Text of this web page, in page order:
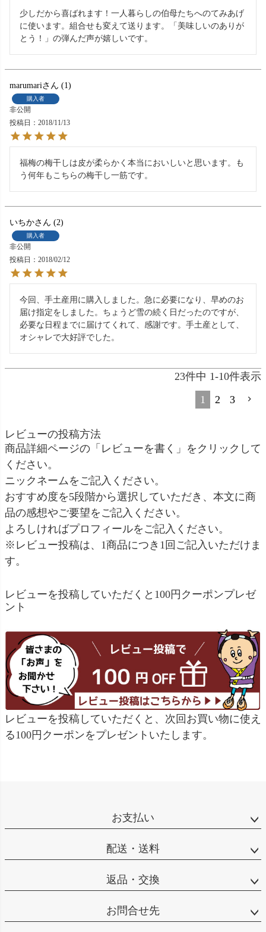
少しだから喜ばれます！一人暮らしの伯母たちへのてみあげ
に使います。組合せも変えて送ります。「美味しいのありが
とう！」の弾んだ声が嬉しいです。
marumari 1
購入者
非公開
投稿日
2018/11/13
福梅の梅干しは皮が柔らかく本当においしいと思います。も
う何年もこちらの梅干し一筋です。
いちか 2
購入者
非公開
投稿日
2018/02/12
今回、手土産用に購入しました。急に必要になり、早めのお
届け指定をしました。ちょうど雪の続く日だったのですが、
必要な日程までに届けてくれて、感謝です。手土産として、
オシャレで大好評でした。
23件中 1-10件表示
1
2 3
レビューの投稿方法
商品詳細ページの「レビューを書く」をクリックして
ください。
ニックネームをご記入ください。
おすすめ度を5段階から選択していただき、本文に商
品の感想やご要望をご記入ください。
よろしければプロフィールをご記入ください。
※レビュー投稿は、1商品につき1回ご記入いただけま
す。
レビューを投稿していただくと100円クーポンプレゼ
ント
レビューを投稿していただくと、次回お買い物に使え
る100円クーポンをプレゼントいたします。
お支払い
配送・送料
返品・交換
お問合せ先